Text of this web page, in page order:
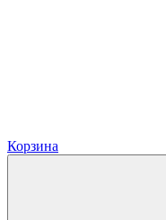
Корзина